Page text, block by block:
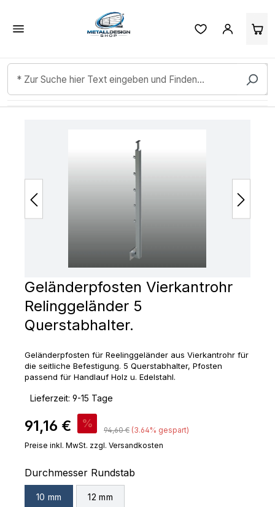
Zum Hauptinhalt springen
Geländerpfosten Vierkantrohr
Relinggeländer 5
Querstabhalter.
Geländerpfosten für Reelinggeländer aus Vierkantrohr für
die seitliche Befestigung. 5 Querstabhalter, Pfosten
passend für Handlauf Holz u. Edelstahl.
Lieferzeit: 9-15 Tage
Verkaufspreis:
91,16 € % Regulärer Preis:
94,60 € (3.64% gespart)
Preise inkl. MwSt. zzgl. Versandkosten
Durchmesser Rundstab
10 mm 12 mm